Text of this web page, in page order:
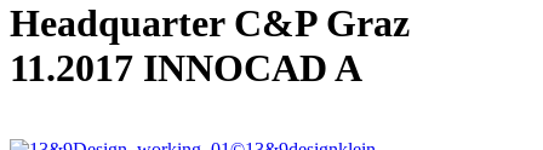
Headquarter C&P Graz
11.2017 INNOCAD A